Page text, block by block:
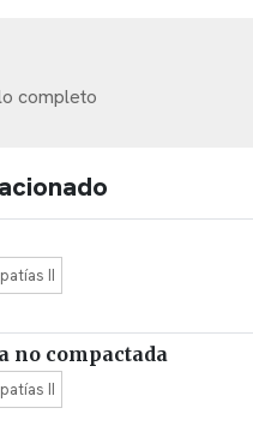
completo
II
no compactada
II